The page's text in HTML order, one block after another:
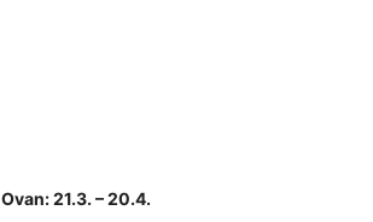
Ovan: 21.3. – 20.4.